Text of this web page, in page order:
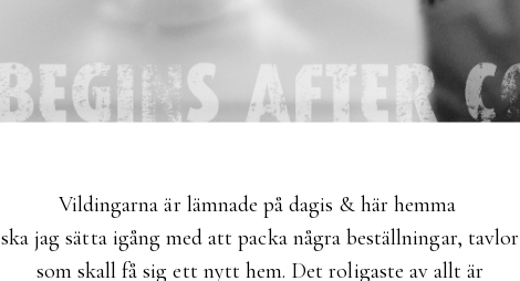
Vildingarna är lämnade på dagis & här hemma
ska jag sätta igång med att packa några beställningar, tavlor
som skall få sig ett nytt hem. Det roligaste av allt är